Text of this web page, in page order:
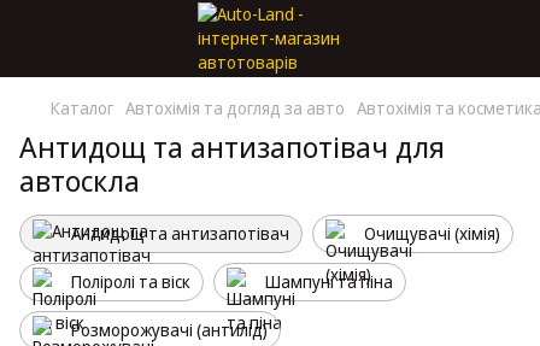
Каталог Автохімія та догляд за авто Автохімія та
Антидощ та антизапотівач для
автоскла
Антидощ та антизапотівач Очищувачі (хімія)
Поліролі та віск Шампуні та піна
Розморожувачі (антилід)